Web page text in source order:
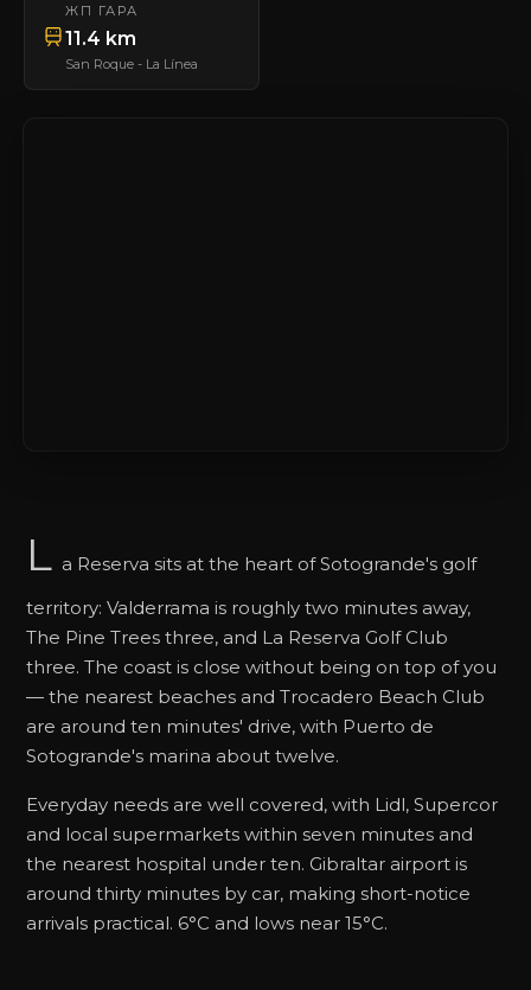
ЖП ГАРА
11.4 km
San Roque - La Línea
L a Reserva sits at the heart of Sotogrande's golf
territory: Valderrama is roughly two minutes away,
The Pine Trees three, and La Reserva Golf Club
three. The coast is close without being on top of you
— the nearest beaches and Trocadero Beach Club
are around ten minutes' drive, with Puerto de
Sotogrande's marina about twelve.
Everyday needs are well covered, with Lidl, Supercor
and local supermarkets within seven minutes and
the nearest hospital under ten. Gibraltar airport is
around thirty minutes by car, making short-notice
arrivals practical. 6°C and lows near 15°C.